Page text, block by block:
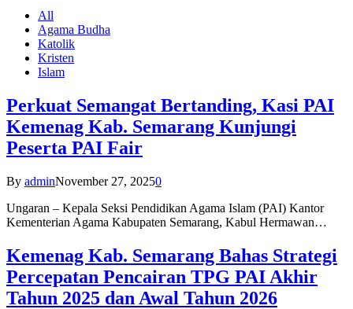
All
Agama Budha
Katolik
Kristen
Islam
Perkuat Semangat Bertanding, Kasi PAI
Kemenag Kab. Semarang Kunjungi
Peserta PAI Fair
By adminNovember 27, 20250
Ungaran – Kepala Seksi Pendidikan Agama Islam (PAI) Kantor
Kementerian Agama Kabupaten Semarang, Kabul Hermawan…
Kemenag Kab. Semarang Bahas Strategi
Percepatan Pencairan TPG PAI Akhir
Tahun 2025 dan Awal Tahun 2026